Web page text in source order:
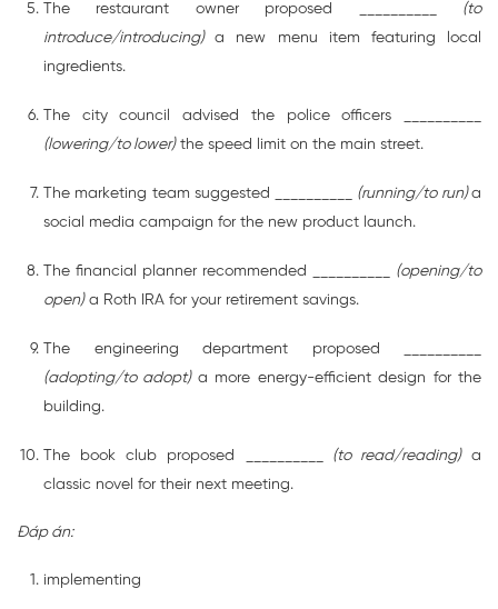
The restaurant owner proposed __________ (to
introduce/introducing)a new menu item featuring local
ingredients.
The city council advised the police officers __________
(lowering/to lower)the speed limit on the main street.
The marketing team suggested __________ (running/to run)a
social media campaign for the new product launch.
The financial planner recommended __________ (opening/to
open)a Roth IRA for your retirement savings.
The engineering department proposed __________
(adopting/to adopt) a more energy-efficient design for the
building.
The book club proposed __________ (to read/reading)a
classic novel for their next meeting.
Đáp án:
implementing